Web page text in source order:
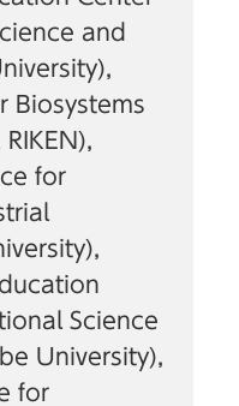
and
Biosystems
for
Science
University),
for